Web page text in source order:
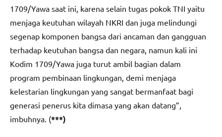
1709/Yawa saat ini, karena selain tugas pokok TNI yaitu
menjaga keutuhan wilayah NKRI dan juga melindungi
segenap komponen bangsa dari ancaman dan gangguan
terhadap keutuhan bangsa dan negara, namun kali ini
Kodim 1709/Yawa juga turut ambil bagian dalam
program pembinaan lingkungan, demi menjaga
kelestarian lingkungan yang sangat bermanfaat bagi
generasi penerus kita dimasa yang akan datang”,
imbuhnya. (***)